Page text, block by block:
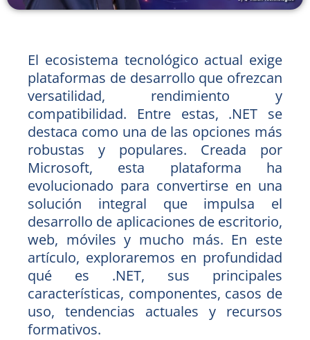
El ecosistema tecnológico actual exige
plataformas de desarrollo que ofrezcan
versatilidad, rendimiento y
compatibilidad. Entre estas, .NET se
destaca como una de las opciones más
robustas y populares. Creada por
Microsoft, esta plataforma ha
evolucionado para convertirse en una
solución integral que impulsa el
desarrollo de aplicaciones de escritorio,
web, móviles y mucho más. En este
artículo, exploraremos en profundidad
qué es .NET, sus principales
características, componentes, casos de
uso, tendencias actuales y recursos
formativos.